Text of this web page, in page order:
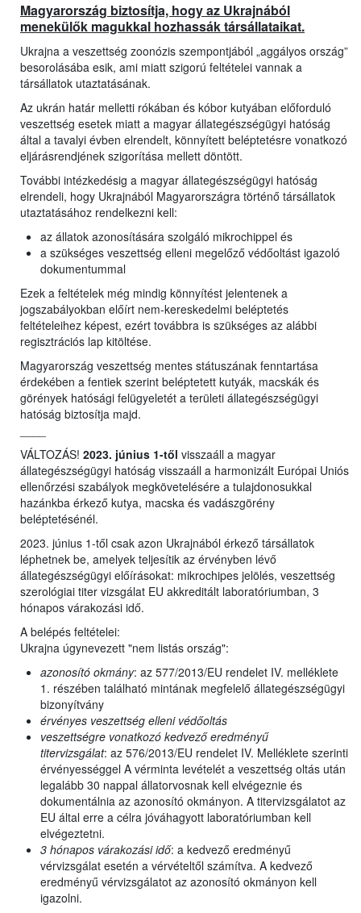
Magyarország biztosítja, hogy az Ukrajnából
menekülők magukkal hozhassák társállataikat.
Ukrajna a veszettség zoonózis szempontjából „aggályos ország”
besorolásába esik, ami miatt szigorú feltételei vannak a
társállatok utaztatásának.
Az ukrán határ melletti rókában és kóbor kutyában előforduló
veszettség esetek miatt a magyar állategészségügyi hatóság
által a tavalyi évben elrendelt, könnyített beléptetésre vonatkozó
eljárásrendjének szigorítása mellett döntött.
További intézkedésig a magyar állategészségügyi hatóság
elrendeli, hogy Ukrajnából Magyarországra történő társállatok
utaztatásához rendelkezni kell:
az állatok azonosítására szolgáló mikrochippel és
a szükséges veszettség elleni megelőző védőoltást igazoló
dokumentummal
Ezek a feltételek még mindig könnyítést jelentenek a
jogszabályokban előírt nem-kereskedelmi beléptetés
feltételeihez képest, ezért továbbra is szükséges az alábbi
regisztrációs lap kitöltése.
Magyarország veszettség mentes státuszának fenntartása
érdekében a fentiek szerint beléptetett kutyák, macskák és
görények hatósági felügyeletét a területi állategészségügyi
hatóság biztosítja majd.
VÁLTOZÁS! 2023. június 1-től visszaáll a magyar
állategészségügyi hatóság visszaáll a harmonizált Európai Uniós
ellenőrzési szabályok megkövetelésére a tulajdonosukkal
hazánkba érkező kutya, macska és vadászgörény
beléptetésénél.
2023. június 1-től csak azon Ukrajnából érkező társállatok
léphetnek be, amelyek teljesítik az érvényben lévő
állategészségügyi előírásokat: mikrochipes jelölés, veszettség
szerológiai titer vizsgálat EU akkreditált laboratóriumban, 3
hónapos várakozási idő.
A belépés feltételei:
Ukrajna úgynevezett "nem listás ország":
azonosító okmány: az 577/2013/EU rendelet IV. melléklete
1. részében található mintának megfelelő állategészségügyi
bizonyítvány
érvényes veszettség elleni védőoltás
veszettségre vonatkozó kedvező eredményű
titervizsgálat: az 576/2013/EU rendelet IV. Melléklete szerinti
érvényességgel A vérminta levételét a veszettség oltás után
legalább 30 nappal állatorvosnak kell elvégeznie és
dokumentálnia az azonosító okmányon. A titervizsgálatot az
EU által erre a célra jóváhagyott laboratóriumban kell
elvégeztetni.
3 hónapos várakozási idő: a kedvező eredményű
vérvizsgálat esetén a vérvételtől számítva. A kedvező
eredményű vérvizsgálatot az azonosító okmányon kell
igazolni.